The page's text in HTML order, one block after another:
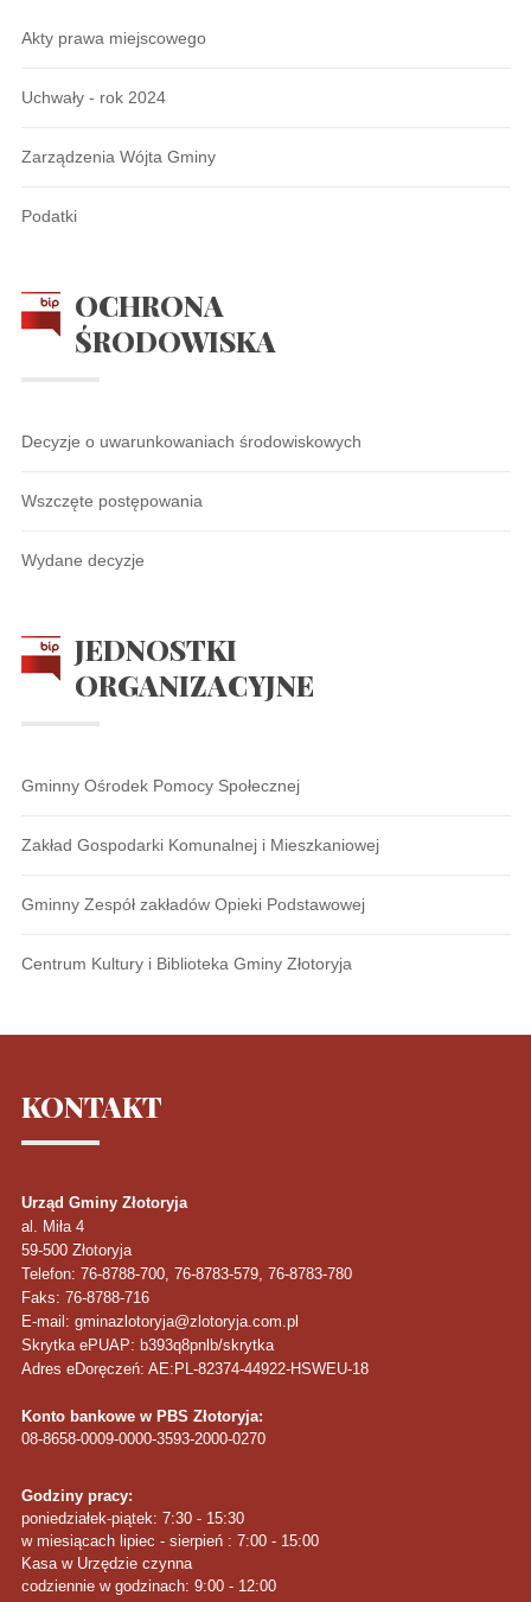
Akty prawa miejscowego
Uchwały - rok 2024
Zarządzenia Wójta Gminy
Podatki
OCHRONA
ŚRODOWISKA
Decyzje o uwarunkowaniach środowiskowych
Wszczęte postępowania
Wydane decyzje
JEDNOSTKI
ORGANIZACYJNE
Gminny Ośrodek Pomocy Społecznej
Zakład Gospodarki Komunalnej i Mieszkaniowej
Gminny Zespół zakładów Opieki Podstawowej
Centrum Kultury i Biblioteka Gminy Złotoryja
KONTAKT
Urząd Gminy Złotoryja
al. Miła 4
59-500 Złotoryja
Telefon: 76-8788-700, 76-8783-579, 76-8783-780
Faks: 76-8788-716
E-mail: gminazlotoryja@zlotoryja.com.pl
Skrytka ePUAP: b393q8pnlb/skrytka
Adres eDoręczeń: AE:PL-82374-44922-HSWEU-18
Konto bankowe w PBS Złotoryja:
08-8658-0009-0000-3593-2000-0270
Godziny pracy:
poniedziałek-piątek: 7:30 - 15:30
w miesiącach lipiec - sierpień : 7:00 - 15:00
Kasa w Urzędzie czynna
codziennie w godzinach: 9:00 - 12:00